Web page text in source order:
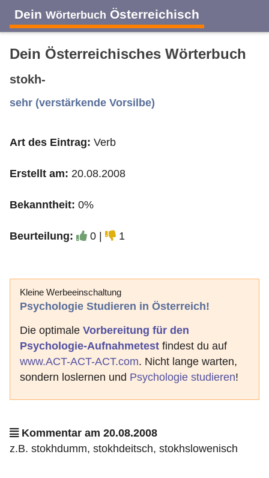
Dein Wörterbuch Österreichisch
A B C D E
J K L M
Dein Österreichisches Wörterbuch
stokh-
sehr (verstärkende Vorsilbe)
Art des Eintrag: Verb
Erstellt am: 20.08.2008
Bekanntheit: 0%
Beurteilung: 0 | 1
Kleine Werbeeinschaltung
Psychologie Studieren in Österreich!
Die optimale Vorbereitung für den
Psychologie-Aufnahmetest findest du auf
www.ACT-ACT-ACT.com. Nicht lange warten,
sondern loslernen und Psychologie studieren!
Kommentar am 20.08.2008
z.B. stokhdumm, stokhdeitsch, stokhslowenisch